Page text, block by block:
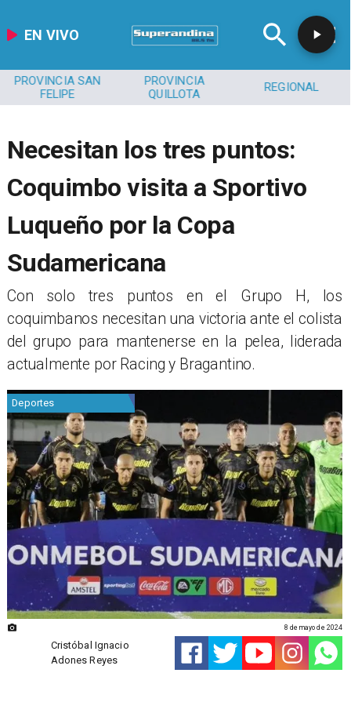
EN VIVO
PROVINCIA SAN
FELIPE
PROVINCIA
QUILLOTA
REGIONAL
Necesitan los tres puntos:
Coquimbo visita a Sportivo
Luqueño por la Copa
Sudamericana
Con solo tres puntos en el Grupo H, los
coquimbanos necesitan una victoria ante el colista
del grupo para mantenerse en la pelea, liderada
actualmente por Racing y Bragantino.
Deportes
Cristóbal Ignacio
Adones Reyes
8 de mayo de 2024